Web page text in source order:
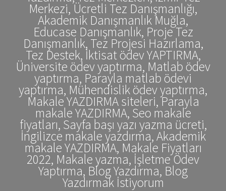
Merkezi, Ücretli Tez Danışmanlığı,
Akademik Danışmanlık Muğla,
Educase Danışmanlık, Proje Tez
Danışmanlık, Tez Projesi Hazırlama,
Tez Destek, İktisat ödev YAPTIRMA,
Üniversite ödev yaptırma, Matlab ödev
yaptırma, Parayla matlab ödevi
yaptırma, Mühendislik ödev yaptırma,
Makale YAZDIRMA siteleri, Parayla
makale YAZDIRMA, Seo makale
fiyatları, Sayfa başı yazı yazma ücreti,
İngilizce makale yazdırma, Akademik
makale YAZDIRMA, Makale Fiyatları
2022, Makale yazma, İşletme Ödev
Yaptırma, Blog Yazdırma, Blog
Yazdırmak İstiyorum